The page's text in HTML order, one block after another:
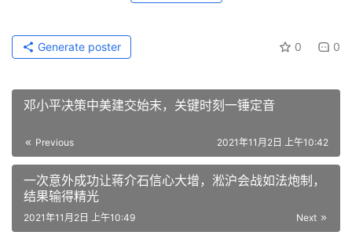
0 0
Generate poster
邓小平决策中美建交始末，关键时刻一锤定音
Previous 2021年11月2日 上午10:42
一次意外成功让蒋介石信心大增，淞沪会战如法炮制，
结果输得精光
Next
2021年11月2日 上午10:49